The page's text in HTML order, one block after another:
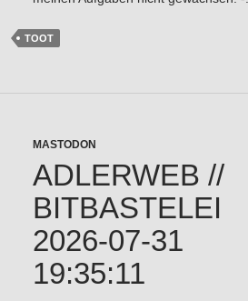
TOOT
MASTODON
ADLERWEB //
BITBASTELEI
2026-07-31
19:35:11